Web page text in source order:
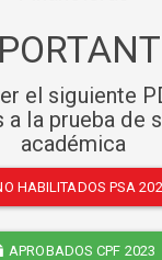
el siguiente
a la prueba de
académica
HABILITADOS PSA
APROBADOS CPF 2023